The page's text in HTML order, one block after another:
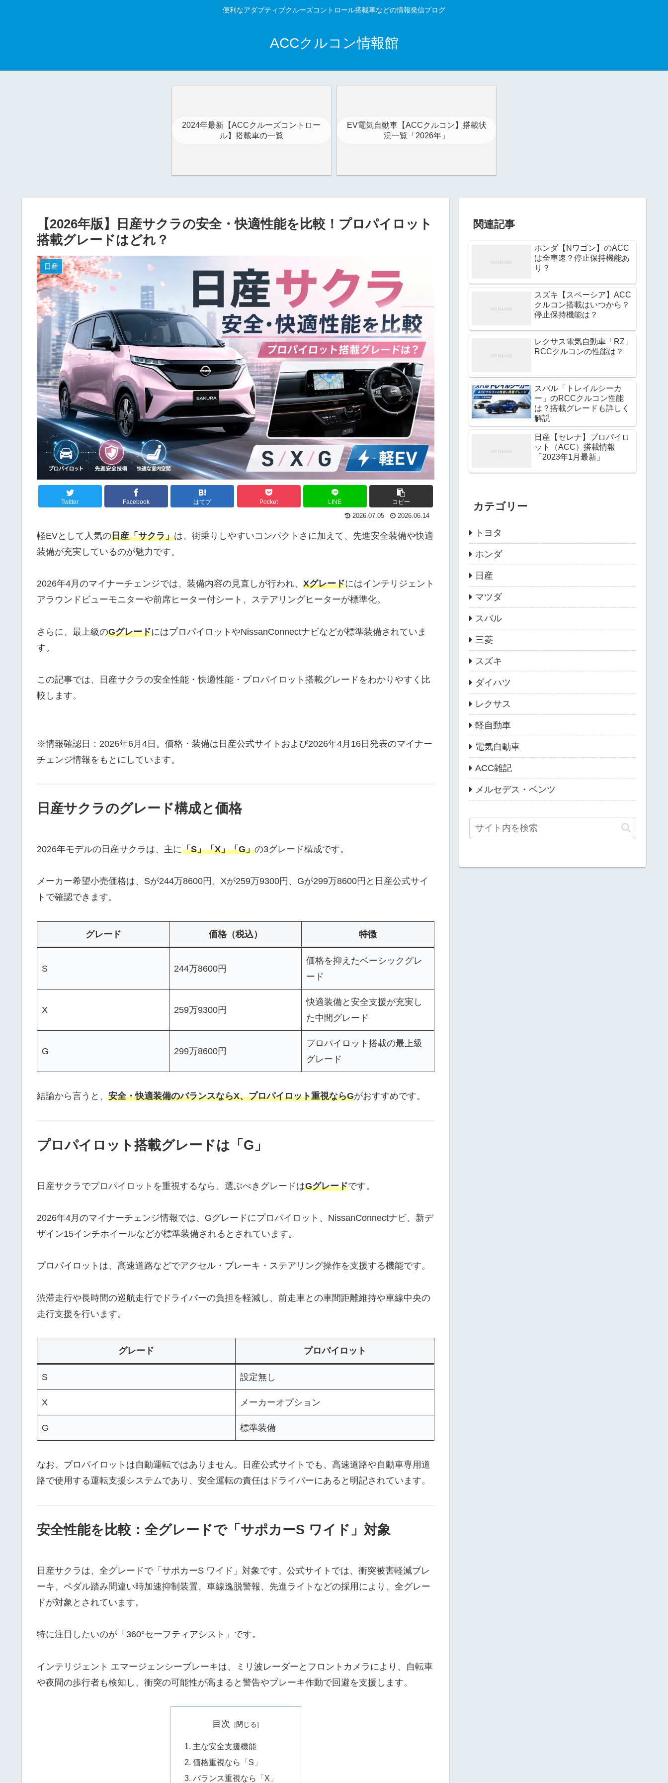
便利なアダプティブクルーズコントロール搭載車などの情報発信プログ
ACCクルコン情報館
2024年最新【ACCクルーズコントロー
ル】搭載車の一覧
EV電気自動車【ACCクルコン】搭載状
況一覧「2026年」
【2026年版】日産サクラの安全・快適性能を比較！プロパイロット
搭載グレードはどれ？
日産
Twitter Facebook はてブ Pocket LINE コピー
2026.07.05 2026.06.14
軽EVとして人気の日産「サクラ」は、街乗りしやすいコンパクトさに加えて、先進安全装備や快適
装備が充実しているのが魅力です。
2026年4月のマイナーチェンジでは、装備内容の見直しが行われ、 Xグレードにはインテリジェント
アラウンドビューモニターや前席ヒーター付シート、ステアリングヒーターが標準化。
さらに、最上級のGグレードにはプロパイロットやNissanConnectナビなどが標準装備されていま
す。
この記事では、日産サクラの安全性能・快適性能・プロパイロット搭載グレードをわかりやすく比
較します。
※情報確認日：2026年6月4日。価格・装備は日産公式サイトおよび2026年4月16日発表のマイナー
チェンジ情報をもとにしています。
日産サクラのグレード構成と価格
2026年モデルの日産サクラは、主に「S」「X」「G」の3グレード構成です。
メーカー希望小売価格は、Sが244万8600円、Xが259万9300円、Gが299万8600円と日産公式サイ
トで確認できます。
グレード 価格（税込） 特徴
S 244万8600円
価格を抑えたベーシックグレ
ード
X 259万9300円
快適装備と安全支援が充実し
た中間グレード
G 299万8600円
プロパイロット搭載の最上級
グレード
結論から言うと、 安全・快適装備のバランスならX、プロパイロット重視ならGがおすすめです。
プロパイロット搭載グレードは「G」
日産サクラでプロパイロットを重視するなら、選ぶべきグレードはGグレードです。
2026年4月のマイナーチェンジ情報では、Gグレードにプロパイロット、NissanConnectナビ、新デ
ザイン15インチホイールなどが標準装備されるとされています。
プロパイロットは、高速道路などでアクセル・ブレーキ・ステアリング操作を支援する機能です。
渋滞走行や長時間の巡航走行でドライバーの負担を軽減し、前走車との車間距離維持や車線中央の
走行支援を行います。
グレード プロパイロット
S 設定無し
X メーカーオプション
G 標準装備
なお、プロパイロットは自動運転ではありません。日産公式サイトでも、高速道路や自動車専用道
路で使用する運転支援システムであり、安全運転の責任はドライバーにあると明記されています。
安全性能を比較：全グレードで「サポカーS ワイド」対象
日産サクラは、全グレードで「サポカーS ワイド」対象です。公式サイトでは、衝突被害軽減ブレ
ーキ、ペダル踏み間違い時加速抑制装置、車線逸脱警報、先進ライトなどの採用により、全グレー
ドが対象とされています。
特に注目したいのが「360°セーフティアシスト」です。
インテリジェント エマージェンシーブレーキは、ミリ波レーダーとフロントカメラにより、自転車
や夜間の歩行者も検知し、衝突の可能性が高まると警告やブレーキ作動で回避を支援します。
目次
主な安全支援機能
価格重視なら「S」
バランス重視なら「X」
関連記事
ホンダ【Nワゴン】のACC
は全車速？停止保持機能あ
り？
スズキ【スペーシア】ACC
クルコン搭載はいつから？
停止保持機能は？
レクサス電気自動車「RZ」
RCCクルコンの性能は？
スバル「トレイルシーカ
ー」のRCCクルコン性能
は？搭載グレードも詳しく
解説
日産【セレナ】プロパイロ
ット（ACC）搭載情報
「2023年1月最新」
カテゴリー
トヨタ
ホンダ
日産
マツダ
スバル
三菱
スズキ
ダイハツ
レクサス
軽自動車
電気自動車
ACC雑記
メルセデス・ベンツ